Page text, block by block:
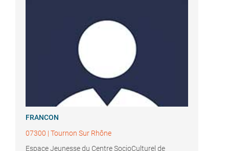
FRANCON
07300 | Tournon Sur Rhône
Espace Jeunesse du Centre SocioCulturel de